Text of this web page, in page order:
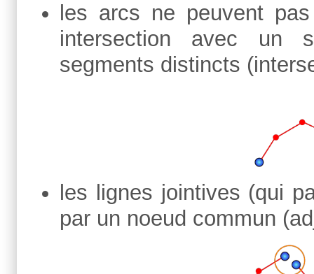
les arcs ne peuvent
intersection avec un
segments distincts
les lignes jointives (qui
par un noeud commun